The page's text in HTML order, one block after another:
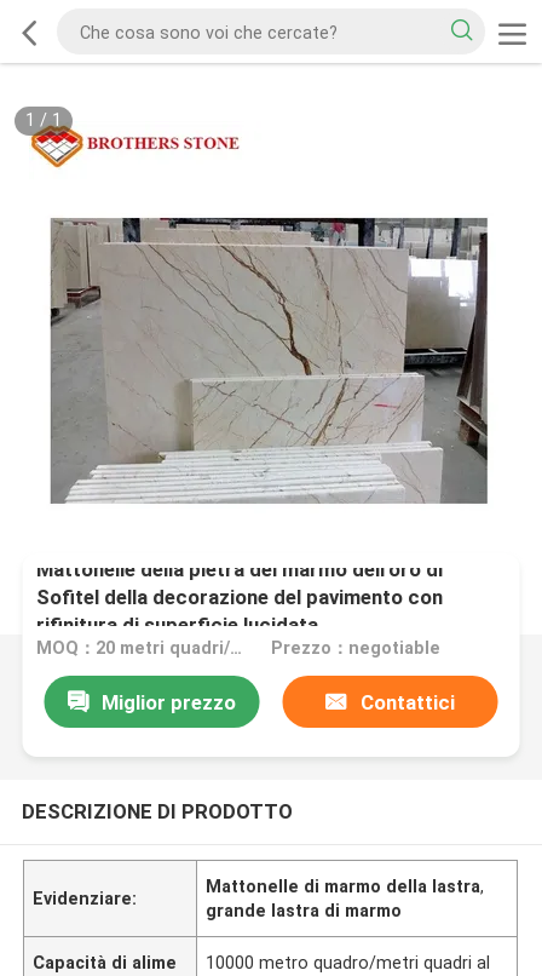
1 /1
Mattonelle della pietra del marmo dell'oro di
Sofitel della decorazione del pavimento con
rifinitura di superficie lucidata
MOQ：20 metri quadri/quadrato Prezzo：negotiable
Miglior prezzo Contattici
DESCRIZIONE DI PRODOTTO
Evidenziare:
Mattonelle di marmo della lastra,
grande lastra di marmo
Capacità di alime
10000 metro quadro/metri quadri al